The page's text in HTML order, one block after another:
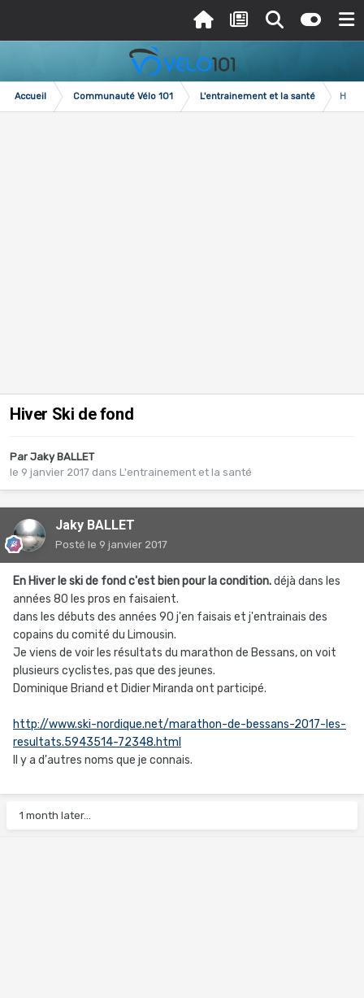
Accueil Communauté Vélo 101 L'entrainement et la santé
Hiver Ski de fond
Par Jaky BALLET
le 9 janvier 2017 dans L'entrainement et la santé
Jaky BALLET
Posté le 9 janvier 2017
En Hiver le ski de fond c'est bien pour la condition.déjà dans les
années 80 les pros en faisaient.
dans les débuts des années 90 j'en faisais et j'entrainais des
copains du comité du Limousin.
Je viens de voir les résultats du marathon de Bessans, on voit
plusieurs cyclistes, pas que des jeunes.
Dominique Briand et Didier Miranda ont participé.
http://www.ski-nordique.net/marathon-de-bessans-2017-les-
resultats.5943514-72348.html
Il y a d'autres noms que je connais.
1 month later...